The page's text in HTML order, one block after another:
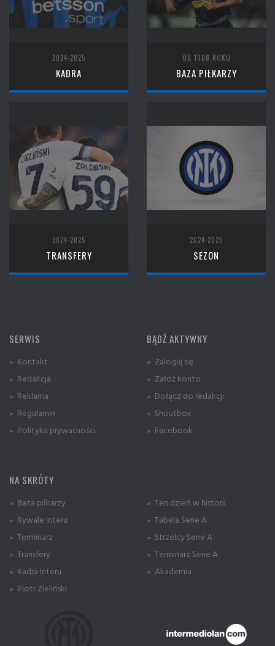
2024-2025
KADRA
OD 1908 ROKU
BAZA PIŁKARZY
2024-2025
TRANSFERY
2024-2025
SEZON
SERWIS
» Kontakt
» Redakcja
» Reklama
» Regulamin
» Polityka prywatności
BĄDŹ AKTYWNY
» Zaloguj się
» Załóż konto
» Dołącz do redakcji
» Shoutbox
» Facebook
NA SKRÓTY
» Baza piłkarzy
» Rywale Interu
» Terminarz
» Transfery
» Kadra Interu
» Piotr Zieliński
» Ten dzień w historii
» Tabela Serie A
» Strzelcy Serie A
» Terminarz Serie A
» Akademia